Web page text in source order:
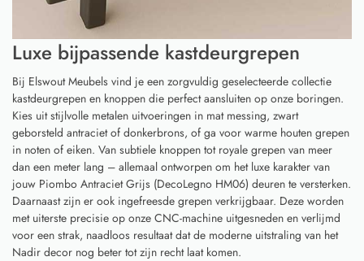
Luxe bijpassende kastdeurgrepen
Bij Elswout Meubels vind je een zorgvuldig geselecteerde collectie
kastdeurgrepen en knoppen die perfect aansluiten op onze boringen.
Kies uit stijlvolle metalen uitvoeringen in mat messing, zwart
geborsteld antraciet of donkerbrons, of ga voor warme houten grepen
in noten of eiken. Van subtiele knoppen tot royale grepen van meer
dan een meter lang – allemaal ontworpen om het luxe karakter van
jouw Piombo Antraciet Grijs (DecoLegno HM06) deuren te versterken.
Daarnaast zijn er ook ingefreesde grepen verkrijgbaar. Deze worden
met uiterste precisie op onze CNC-machine uitgesneden en verlijmd
voor een strak, naadloos resultaat dat de moderne uitstraling van het
Nadir decor nog beter tot zijn recht laat komen.